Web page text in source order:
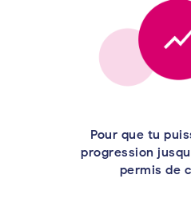
Pour que tu
progression
permis de